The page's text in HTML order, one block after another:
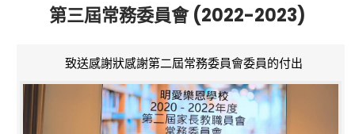
第三屆常務委員會 (2022-2023)
致送感謝狀感謝第二屆常務委員會委員的付出